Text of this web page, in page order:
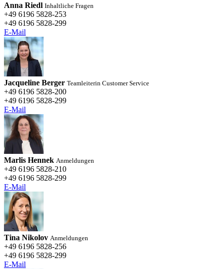
Anna Riedl Inhaltliche Fragen
+49 6196 5828-253
+49 6196 5828-299
E-Mail
Jacqueline Berger Teamleiterin Customer Service
+49 6196 5828-200
+49 6196 5828-299
E-Mail
Marlis Hennek Anmeldungen
+49 6196 5828-210
+49 6196 5828-299
E-Mail
Tina Nikolov Anmeldungen
+49 6196 5828-256
+49 6196 5828-299
E-Mail